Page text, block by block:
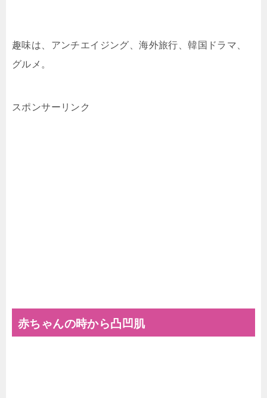
趣味は、アンチエイジング、海外旅行、韓国ドラマ、
グルメ。
スポンサーリンク
赤ちゃんの時から凸凹肌